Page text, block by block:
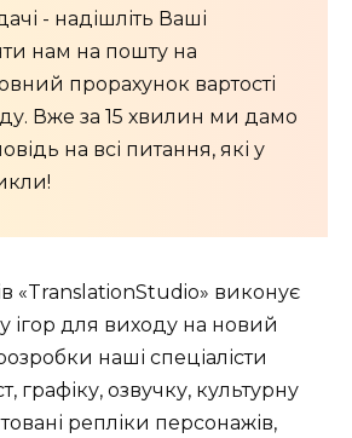
- надішліть Ваші
нам на пошту на
прорахунок вартості
Вже за 15 хвилин ми дамо
на всі питання, які у
«TranslationStudio» виконує
ігор для виходу на новий
наші спеціалісти
графіку, озвучку, культурну
репліки персонажів,